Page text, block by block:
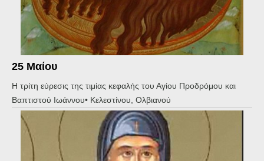
25 Μαίου
Η τρίτη εύρεσις της τιμίας κεφαλής του Αγίου Προδρόμου και
Βαπτιστού Ιωάννου• Κελεστίνου, Ολβιανού